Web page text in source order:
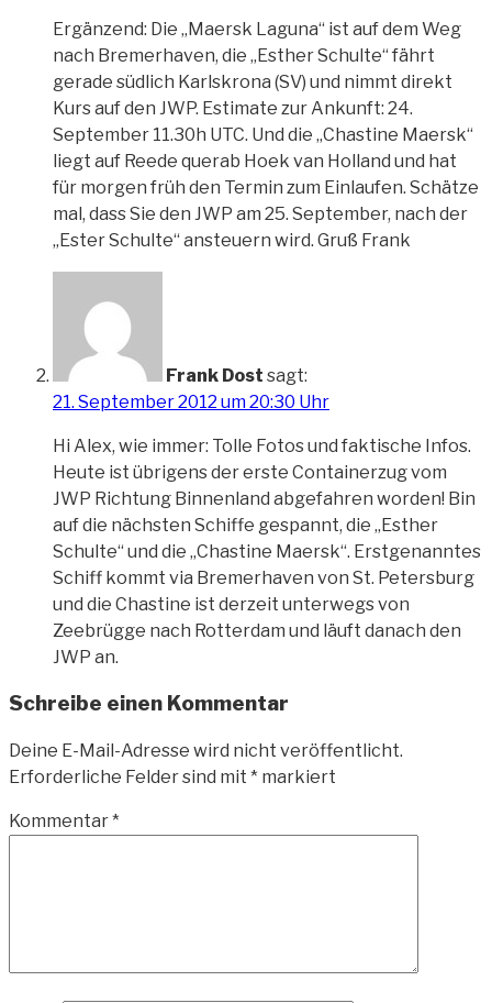
Ergänzend: Die „Maersk Laguna“ ist auf dem Weg
nach Bremerhaven, die „Esther Schulte“ fährt
gerade südlich Karlskrona (SV) und nimmt direkt
Kurs auf den JWP. Estimate zur Ankunft: 24.
September 11.30h UTC. Und die „Chastine Maersk“
liegt auf Reede querab Hoek van Holland und hat
für morgen früh den Termin zum Einlaufen. Schätze
mal, dass Sie den JWP am 25. September, nach der
„Ester Schulte“ ansteuern wird. Gruß Frank
Frank Dost sagt:
21. September 2012 um 20:30 Uhr
Hi Alex, wie immer: Tolle Fotos und faktische Infos.
Heute ist übrigens der erste Containerzug vom
JWP Richtung Binnenland abgefahren worden! Bin
auf die nächsten Schiffe gespannt, die „Esther
Schulte“ und die „Chastine Maersk“. Erstgenanntes
Schiff kommt via Bremerhaven von St. Petersburg
und die Chastine ist derzeit unterwegs von
Zeebrügge nach Rotterdam und läuft danach den
JWP an.
Schreibe einen Kommentar
Deine E-Mail-Adresse wird nicht veröffentlicht.
Erforderliche Felder sind mit * markiert
Kommentar*